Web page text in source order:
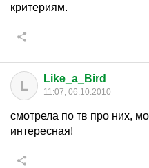
критериям.
L Like_a_Bird
11:07, 06.10.2010
смотрела по тв про них,
интересная!